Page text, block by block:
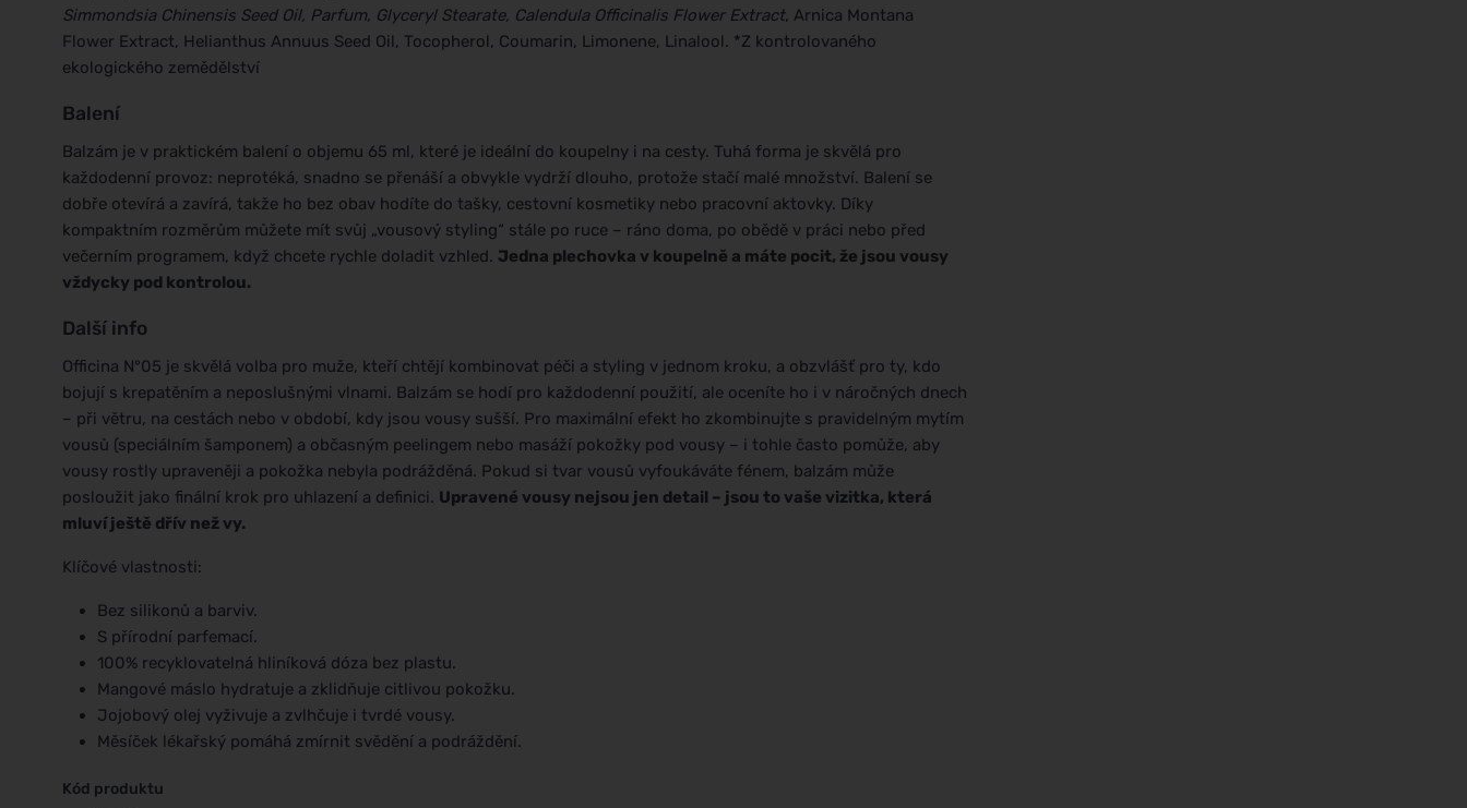
Simmondsia Chinensis Seed Oil, Parfum, Glyceryl Stearate, Calendula Officinalis Flower Extract, Arnica Montana
Flower Extract, Helianthus Annuus Seed Oil, Tocopherol, Coumarin, Limonene, Linalool. *Z kontrolovaného
ekologického zemědělství
Balení
Balzám je v praktickém balení o objemu 65 ml, které je ideální do koupelny i na cesty. Tuhá forma je skvělá pro
každodenní provoz: neprotéká, snadno se přenáší a obvykle vydrží dlouho, protože stačí malé množství. Balení se
dobře otevírá a zavírá, takže ho bez obav hodíte do tašky, cestovní kosmetiky nebo pracovní aktovky. Díky
kompaktním rozměrům můžete mít svůj „vousový styling“ stále po ruce – ráno doma, po obědě v práci nebo před
večerním programem, když chcete rychle doladit vzhled. Jedna plechovka v koupelně a máte pocit, že jsou vousy
vždycky pod kontrolou.
Další info
Officina N°05 je skvělá volba pro muže, kteří chtějí kombinovat péči a styling v jednom kroku, a obzvlášť pro ty, kdo
bojují s krepatěním a neposlušnými vlnami. Balzám se hodí pro každodenní použití, ale oceníte ho i v náročných dnech
– při větru, na cestách nebo v období, kdy jsou vousy sušší. Pro maximální efekt ho zkombinujte s pravidelným mytím
vousů (speciálním šamponem) a občasným peelingem nebo masáží pokožky pod vousy – i tohle často pomůže, aby
vousy rostly upraveněji a pokožka nebyla podrážděná. Pokud si tvar vousů vyfoukáváte fénem, balzám může
posloužit jako finální krok pro uhlazení a definici. Upravené vousy nejsou jen detail – jsou to vaše vizitka, která
mluví ještě dřív než vy.
Klíčové vlastnosti:
Bez silikonů a barviv.
S přírodní parfemací.
100% recyklovatelná hliníková dóza bez plastu.
Mangové máslo hydratuje a zklidňuje citlivou pokožku.
Jojobový olej vyživuje a zvlhčuje i tvrdé vousy.
Měsíček lékařský pomáhá zmírnit svědění a podráždění.
Kód produktu